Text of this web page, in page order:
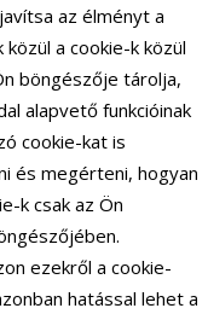
az élményt a
a cookie-k közül
böngészője tárolja,
alapvető funkcióinak
cookie-kat is
és megérteni, hogyan
k csak az Ön
ezekről a cookie-
hatással lehet a